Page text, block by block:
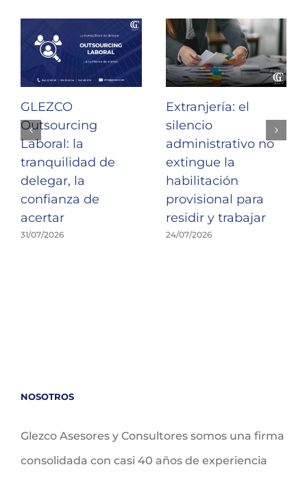
GLEZCO
Outsourcing
Laboral: la
tranquilidad de
delegar, la
confianza de
acertar
31/07/2026
Extranjería: el
silencio
administrativo no
extingue la
habilitación
provisional para
residir y trabajar
24/07/2026
NOSOTROS
Glezco Asesores y Consultores somos una firma
consolidada con casi 40 años de experiencia